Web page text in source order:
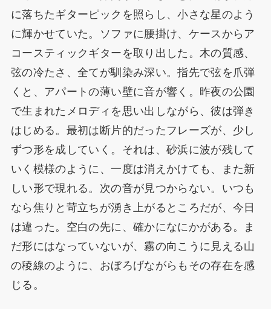
に落ちたギターピックを照らし、小さな星のよう
に輝かせていた。ソファに腰掛け、ケースからア
コースティックギターを取り出した。木の質感、
弦の冷たさ、全てが馴染み深い。指先で弦を爪弾
くと、アパートの薄い壁に音が響く。昨夜の公園
で生まれたメロディを思い出しながら、彼は弾き
はじめる。最初は断片的だったフレーズが、少し
ずつ形を成していく。それは、砂浜に波が残して
いく模様のように、一度は消えかけても、また新
しい形で現れる。次の音が見つからない。いつも
なら焦りと苛立ちが湧き上がるところだが、今日
は違った。空白の先に、確かになにかがある。ま
だ形にはなっていないが、霧の向こうに見える山
の稜線のように、おぼろげながらもその存在を感
じる。